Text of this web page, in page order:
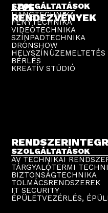
LIVE
RENDEZVÉNYEK
SZOLGÁLTATÁSOK
HANGTECHNIKA
FÉNYTECHNIKA
VIDEÓTECHNIKA
SZÍNPADTECHNIKA
DRÓNSHOW
HELYSZÍNÜZEMELTETÉS
BÉRLÉS
KREATÍV STÚDIÓ
SZOLGÁLTATÁSOK
AV TECHNIKAI
TÁRGYALÓTERMI
BIZTONSÁGTECHNIKA
TOLMÁCSRENDSZEREK
IT SECURITY
ÉPÜLETVEZÉRLÉS,